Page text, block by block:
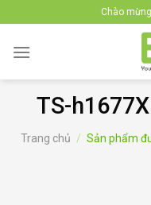
to
content
Chào
TS-
Trang chủ / Sản phẩm